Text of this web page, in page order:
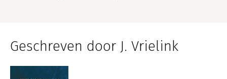
Geschreven door J. Vrielink